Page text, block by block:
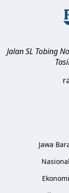
Jalan SL Tobing
Jawa
Nasional
Ekonomi